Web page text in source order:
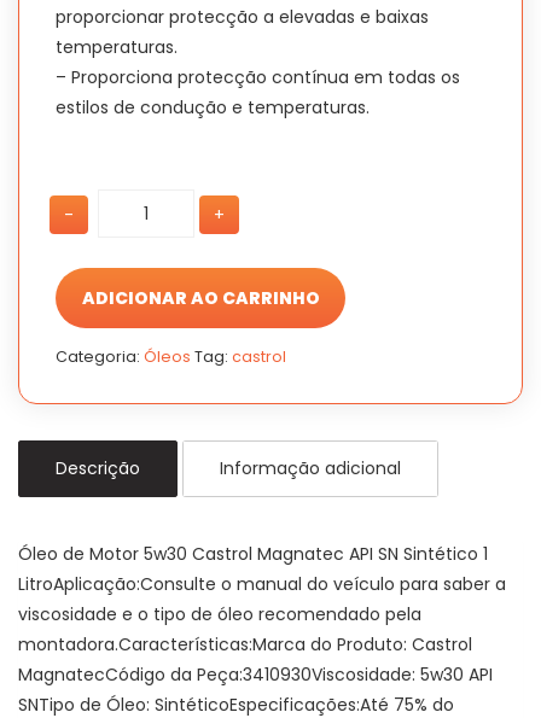
proporcionar protecção a elevadas e baixas
temperaturas.
– Proporciona protecção contínua em todas os
estilos de condução e temperaturas.
Óleo
Castrol
5w30
100%
Sintético
quantidade
Óleo
Castrol
5w30
100%
Sintético
quantidade
+
-
ADICIONAR AO CARRINHO
Categoria: Óleos Tag: castrol
Descrição Informação adicional
Óleo de Motor 5w30 Castrol Magnatec API SN Sintético 1
LitroAplicação:Consulte o manual do veículo para saber a
viscosidade e o tipo de óleo recomendado pela
montadora.Características:Marca do Produto: Castrol
MagnatecCódigo da Peça:3410930Viscosidade: 5w30 API
SNTipo de Óleo: SintéticoEspecificações:Até 75% do